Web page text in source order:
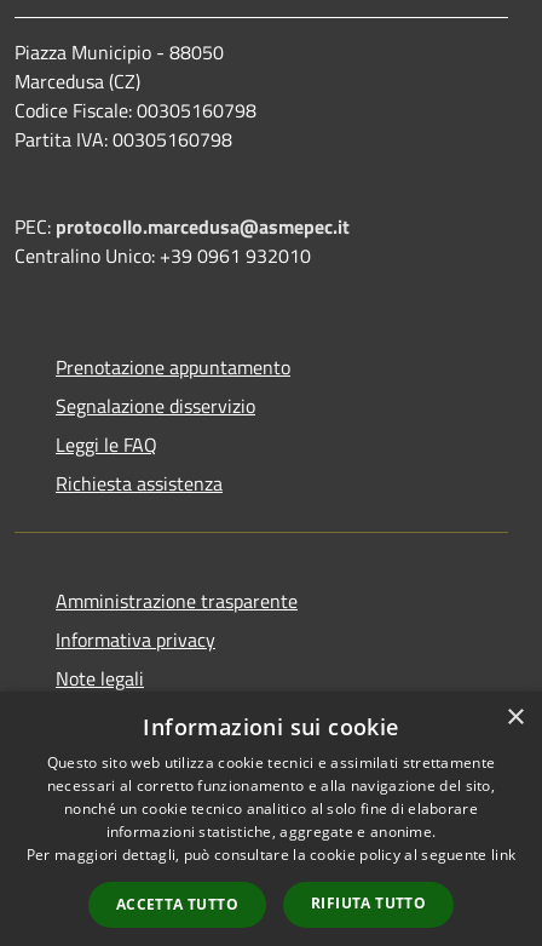
Piazza Municipio - 88050
Marcedusa (CZ)
Codice Fiscale: 00305160798
Partita IVA: 00305160798
PEC: protocollo.marcedusa@asmepec.it
Centralino Unico: +39 0961 932010
Prenotazione appuntamento
Segnalazione disservizio
Leggi le FAQ
Richiesta assistenza
Amministrazione trasparente
Informativa privacy
Note legali
Dichiarazione di accessibilità
Accessibilità
Copyright © 2026 • Comune di
Marcedusa • Powered by
Municipium•
Accesso
redazione
×
Informazioni sui cookie
Questo sito web utilizza cookie tecnici e assimilati strettamente
necessari al corretto funzionamento e alla navigazione del sito,
nonché un cookie tecnico analitico al solo fine di elaborare
informazioni statistiche, aggregate e anonime.
Per maggiori dettagli, può consultare la cookie policy al seguente link
ACCETTA TUTTO RIFIUTA TUTTO